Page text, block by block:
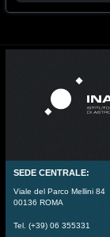
SEDE CENTRALE:
Viale del Parco Mellini 84
00136 ROMA
Tel. (+39) 06 355331